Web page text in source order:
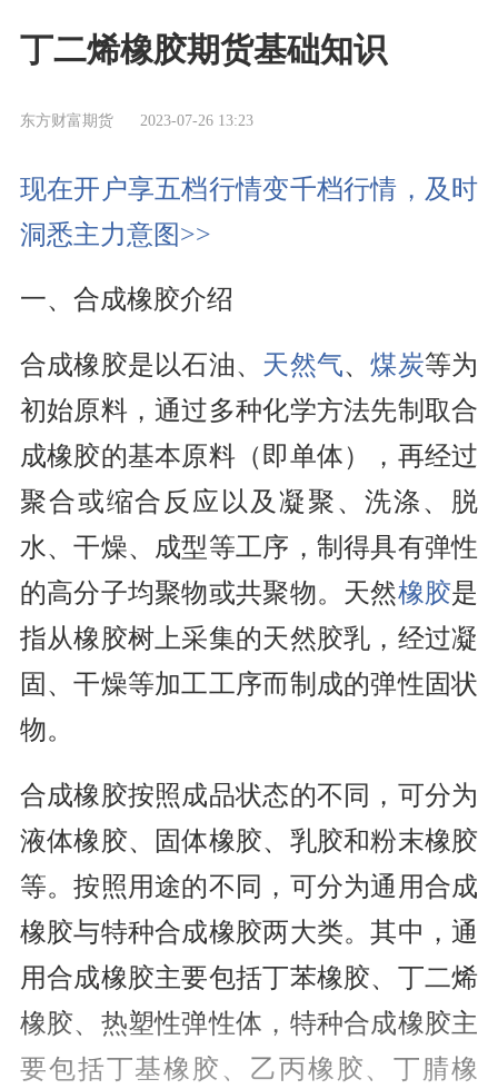
丁二烯橡胶期货基础知识
东方财富期货 2023-07-26 13:23
现在开户享五档行情变千档行情，及时
洞悉主力意图>>
一、合成橡胶介绍
合成橡胶是以石油、 天然气、煤炭等为
初始原料，通过多种化学方法先制取合
成橡胶的基本原料（即单体），再经过
聚合或缩合反应以及凝聚、洗涤、脱
水、干燥、成型等工序，制得具有弹性
的高分子均聚物或共聚物。天然橡胶是
指从橡胶树上采集的天然胶乳，经过凝
固、干燥等加工工序而制成的弹性固状
物。
合成橡胶按照成品状态的不同，可分为
液体橡胶、固体橡胶、乳胶和粉末橡胶
等。按照用途的不同，可分为通用合成
橡胶与特种合成橡胶两大类。其中，通
用合成橡胶主要包括丁苯橡胶、丁二烯
橡胶、热塑性弹性体，特种合成橡胶主
要包括丁基橡胶、乙丙橡胶、丁腈橡